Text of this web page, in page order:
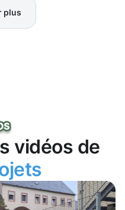
plus
vidéos de